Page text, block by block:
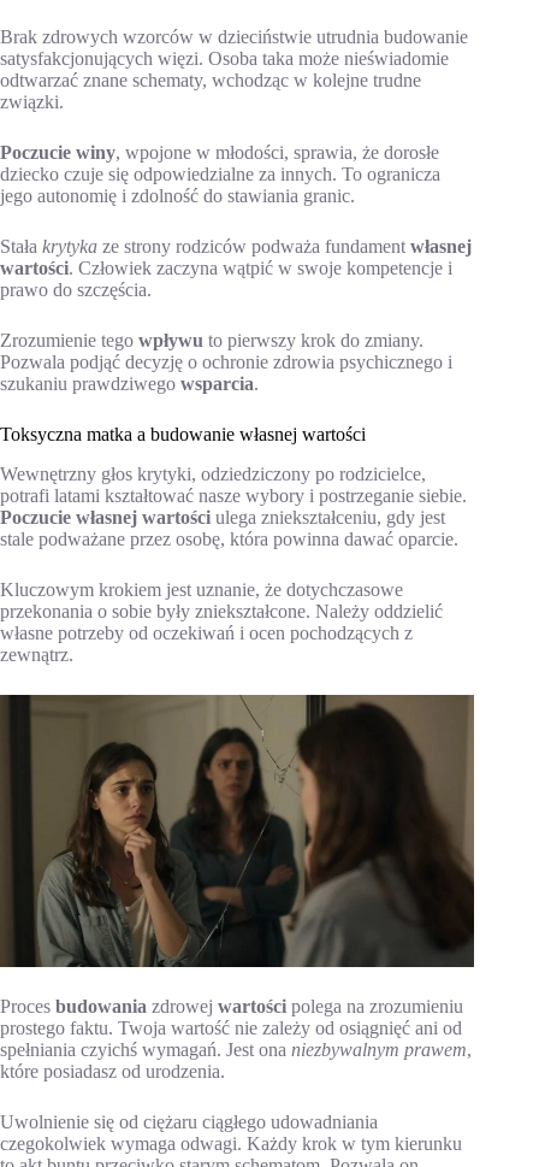
Brak zdrowych wzorców w dzieciństwie utrudnia budowanie
satysfakcjonujących więzi. Osoba taka może nieświadomie
odtwarzać znane schematy, wchodząc w kolejne trudne
związki.
Poczucie winy, wpojone w młodości, sprawia, że dorosłe
dziecko czuje się odpowiedzialne za innych. To ogranicza
jego autonomię i zdolność do stawiania granic.
Stała krytyka ze strony rodziców podważa fundament własnej
wartości. Człowiek zaczyna wątpić w swoje kompetencje i
prawo do szczęścia.
Zrozumienie tego wpływu to pierwszy krok do zmiany.
Pozwala podjąć decyzję o ochronie zdrowia psychicznego i
szukaniu prawdziwego wsparcia.
Toksyczna matka a budowanie własnej wartości
Wewnętrzny głos krytyki, odziedziczony po rodzicielce,
potrafi latami kształtować nasze wybory i postrzeganie siebie.
Poczucie własnej wartości ulega zniekształceniu, gdy jest
stale podważane przez osobę, która powinna dawać oparcie.
Kluczowym krokiem jest uznanie, że dotychczasowe
przekonania o sobie były zniekształcone. Należy oddzielić
własne potrzeby od oczekiwań i ocen pochodzących z
zewnątrz.
Proces budowania zdrowej wartości polega na zrozumieniu
prostego faktu. Twoja wartość nie zależy od osiągnięć ani od
spełniania czyichś wymagań. Jest ona niezbywalnym prawem,
które posiadasz od urodzenia.
Uwolnienie się od ciężaru ciągłego udowadniania
czegokolwiek wymaga odwagi. Każdy krok w tym kierunku